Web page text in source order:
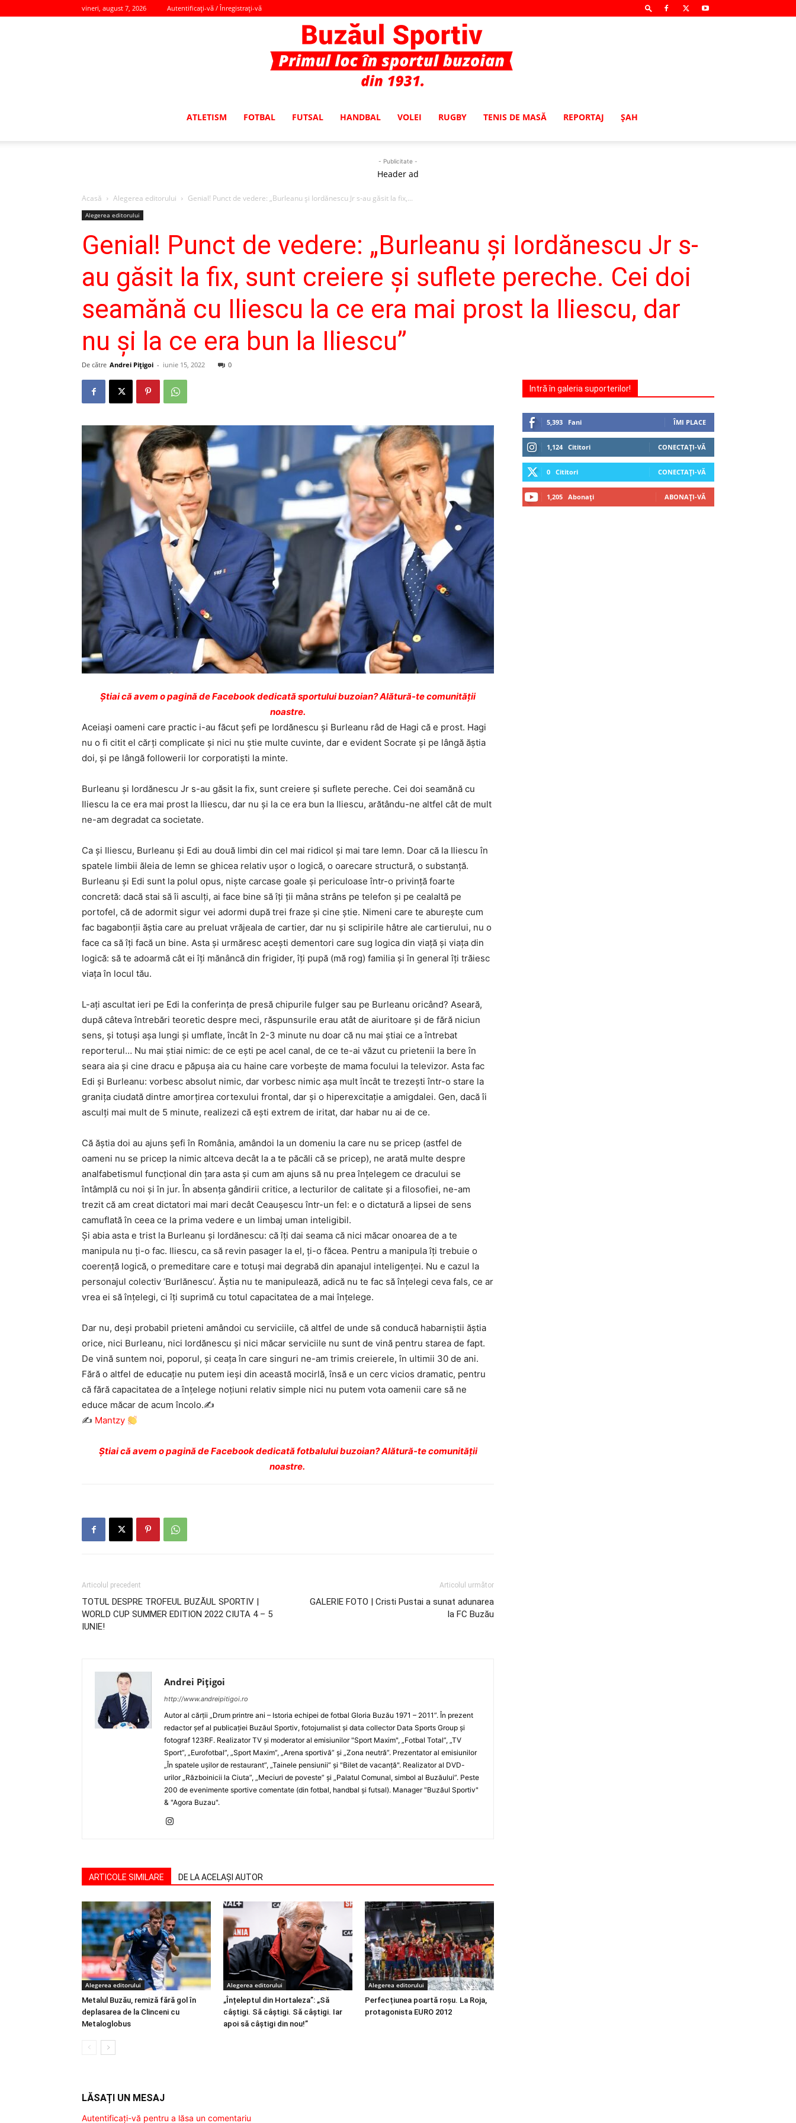
vineri, august 7, 2026 Autentificați-vă / Înregistrați-vă
ATLETISM FOTBAL FUTSAL HANDBAL VOLEI RUGBY TENIS DE MASĂ REPORTAJ ŞAH
- Publicitate -
Header ad
Acasă Alegerea editorului Genial! Punct de vedere: „Burleanu și Iordănescu Jr s-au găsit la fix,...
Alegerea editorului
Genial! Punct de vedere: „Burleanu și Iordănescu Jr s-
au găsit la fix, sunt creiere și suflete pereche. Cei doi
seamănă cu Iliescu la ce era mai prost la Iliescu, dar
nu și la ce era bun la Iliescu”
De către Andrei Pițigoi - iunie 15, 2022 0
Ştiai că avem o pagină de Facebook dedicată sportului buzoian? Alătură-te comunității
noastre.
Aceiași oameni care practic i-au făcut șefi pe Iordănescu și Burleanu râd de Hagi că e prost. Hagi
nu o fi citit el cărți complicate și nici nu știe multe cuvinte, dar e evident Socrate și pe lângă ăștia
doi, și pe lângă followerii lor corporatiști la minte.
Burleanu și Iordănescu Jr s-au găsit la fix, sunt creiere și suflete pereche. Cei doi seamănă cu
Iliescu la ce era mai prost la Iliescu, dar nu și la ce era bun la Iliescu, arătându-ne altfel cât de mult
ne-am degradat ca societate.
Ca și Iliescu, Burleanu și Edi au două limbi din cel mai ridicol și mai tare lemn. Doar că la Iliescu în
spatele limbii ăleia de lemn se ghicea relativ ușor o logică, o oarecare structură, o substanță.
Burleanu și Edi sunt la polul opus, niște carcase goale și periculoase într-o privință foarte
concretă: dacă stai să îi asculți, ai face bine să îți ții mâna strâns pe telefon și pe cealaltă pe
portofel, că de adormit sigur vei adormi după trei fraze și cine știe. Nimeni care te aburește cum
fac bagabonții ăștia care au preluat vrăjeala de cartier, dar nu și sclipirile hâtre ale cartierului, nu o
face ca să îți facă un bine. Asta și urmăresc acești dementori care sug logica din viață și viața din
logică: să te adoarmă cât ei îți mănâncă din frigider, îți pupă (mă rog) familia și în general îți trăiesc
viața în locul tău.
L-ați ascultat ieri pe Edi la conferința de presă chipurile fulger sau pe Burleanu oricând? Aseară,
după câteva întrebări teoretic despre meci, răspunsurile erau atât de aiuritoare și de fără niciun
sens, și totuși așa lungi și umflate, încât în 2-3 minute nu doar că nu mai știai ce a întrebat
reporterul… Nu mai știai nimic: de ce ești pe acel canal, de ce te-ai văzut cu prietenii la bere în
seara aia și cine dracu e păpușa aia cu haine care vorbește de mama focului la televizor. Asta fac
Edi și Burleanu: vorbesc absolut nimic, dar vorbesc nimic așa mult încât te trezești într-o stare la
granița ciudată dintre amorțirea cortexului frontal, dar și o hiperexcitație a amigdalei. Gen, dacă îi
asculți mai mult de 5 minute, realizezi că ești extrem de iritat, dar habar nu ai de ce.
Că ăștia doi au ajuns șefi în România, amândoi la un domeniu la care nu se pricep (astfel de
oameni nu se pricep la nimic altceva decât la a te păcăli că se pricep), ne arată multe despre
analfabetismul funcțional din țara asta și cum am ajuns să nu prea înțelegem ce dracului se
întâmplă cu noi și în jur. În absența gândirii critice, a lecturilor de calitate și a filosofiei, ne-am
trezit că am creat dictatori mai mari decât Ceaușescu într-un fel: e o dictatură a lipsei de sens
camuflată în ceea ce la prima vedere e un limbaj uman inteligibil.
Și abia asta e trist la Burleanu și Iordănescu: că îți dai seama că nici măcar onoarea de a te
manipula nu ți-o fac. Iliescu, ca să revin pasager la el, ți-o făcea. Pentru a manipula îți trebuie o
coerență logică, o premeditare care e totuși mai degrabă din apanajul inteligenței. Nu e cazul la
personajul colectiv ‘Burlănescu’. Ăștia nu te manipulează, adică nu te fac să înțelegi ceva fals, ce ar
vrea ei să înțelegi, ci îți suprimă cu totul capacitatea de a mai înțelege.
Dar nu, deși probabil prieteni amândoi cu serviciile, că altfel de unde să conducă habarniștii ăștia
orice, nici Burleanu, nici Iordănescu și nici măcar serviciile nu sunt de vină pentru starea de fapt.
De vină suntem noi, poporul, și ceața în care singuri ne-am trimis creierele, în ultimii 30 de ani.
Fără o altfel de educație nu putem ieși din această mocirlă, însă e un cerc vicios dramatic, pentru
că fără capacitatea de a înțelege noțiuni relativ simple nici nu putem vota oamenii care să ne
educe măcar de acum încolo.✍️
✍️ Mantzy
Ştiai că avem o pagină de Facebook dedicată fotbalului buzoian? Alătură-te comunității
noastre.
Articolul precedent
TOTUL DESPRE TROFEUL BUZĂUL SPORTIV |
WORLD CUP SUMMER EDITION 2022 CIUTA 4 – 5
IUNIE!
Articolul următor
GALERIE FOTO | Cristi Pustai a sunat adunarea
la FC Buzău
Andrei Pițigoi
http://www.andreipitigoi.ro
Autor al cărţii „Drum printre ani – Istoria echipei de fotbal Gloria Buzău 1971 – 2011”. În prezent
redactor şef al publicaţiei Buzăul Sportiv, fotojurnalist şi data collector Data Sports Group şi
fotograf 123RF. Realizator TV şi moderator al emisiunilor "Sport Maxim", „Fotbal Total”, „TV
Sport”, „Eurofotbal”, „Sport Maxim”, „Arena sportivă” şi „Zona neutră”. Prezentator al emisiunilor
„În spatele uşilor de restaurant”, „Tainele pensiunii” şi "Bilet de vacanţă". Realizator al DVD-
urilor „Războinicii la Ciuta”, „Meciuri de poveste” şi „Palatul Comunal, simbol al Buzăului”. Peste
200 de evenimente sportive comentate (din fotbal, handbal şi futsal). Manager "Buzăul Sportiv"
& "Agora Buzau".
ARTICOLE SIMILARE DE LA ACELAȘI AUTOR
Alegerea editorului
Metalul Buzău, remiză fără gol în
deplasarea de la Clinceni cu
Metaloglobus
Alegerea editorului
„Înțeleptul din Hortaleza”: „Să
câștigi. Să câștigi. Să câștigi. Iar
apoi să câștigi din nou!”
Alegerea editorului
Perfecțiunea poartă roșu. La Roja,
protagonista EURO 2012
LĂSAȚI UN MESAJ
Autentificați-vă pentru a lăsa un comentariu
Intră în galeria suporterilor!
5,393 Fani ÎMI PLACE
1,124 Cititori CONECTAȚI-VĂ
0 Cititori CONECTAȚI-VĂ
1,205 Abonați ABONAȚI-VĂ